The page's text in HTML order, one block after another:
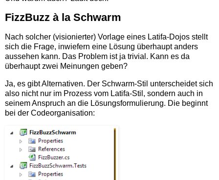
FizzBuzz à la Schwarm
Nach solcher (visionierter) Vorlage eines Latifa-Dojos stellt
sich die Frage, inwiefern eine Lösung überhaupt anders
aussehen kann. Das Problem ist ja trivial. Kann es da
überhaupt zwei Meinungen geben?
Ja, es gibt Alternativen. Der Schwarm-Stil unterscheidet sich
also nicht nur im Prozess vom Latifa-Stil, sondern auch in
seinem Anspruch an die Lösungsformulierung. Die beginnt
bei der Codeorganisation: